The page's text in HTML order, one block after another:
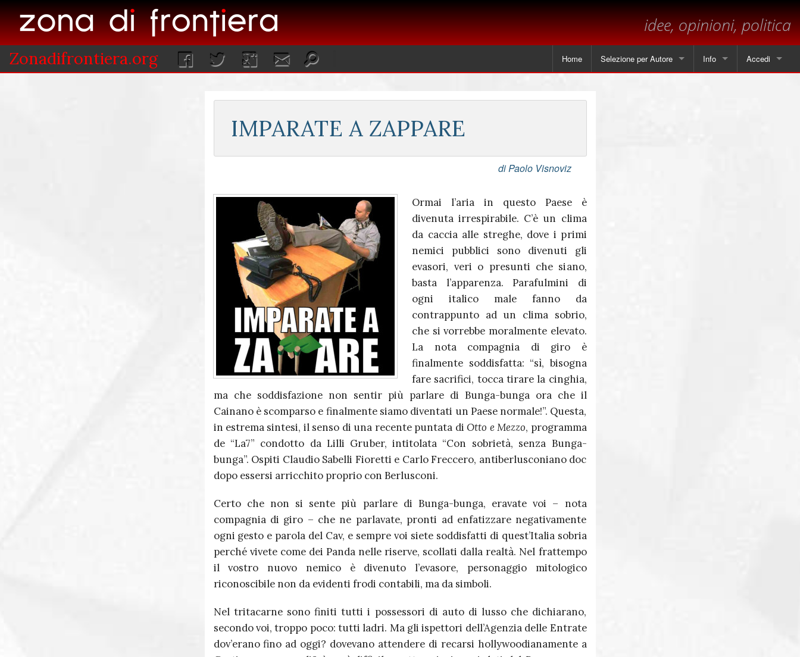
idee, opinioni, politica
Zonadifrontiera.org Home Selezione per Autore Info Accedi
IMPARATE A ZAPPARE
di Paolo Visnoviz
Ormai l’aria in questo Paese è
divenuta irrespirabile. C’è un clima
da caccia alle streghe, dove i primi
nemici pubblici sono divenuti gli
evasori, veri o presunti che siano,
basta l’apparenza. Parafulmini di
ogni italico male fanno da
contrappunto ad un clima sobrio,
che si vorrebbe moralmente elevato.
La nota compagnia di giro è
finalmente soddisfatta: “sì, bisogna
fare sacrifici, tocca tirare la cinghia,
ma che soddisfazione non sentir più parlare di Bunga-bunga ora che il
Cainano è scomparso e finalmente siamo diventati un Paese normale!”. Questa,
in estrema sintesi, il senso di una recente puntata diOtto e Mezzo, programma
de “La7” condotto da Lilli Gruber, intitolata “Con sobrietà, senza Bunga-
bunga”. Ospiti Claudio Sabelli Fioretti e Carlo Freccero, antiberlusconiano doc
dopo essersi arricchito proprio con Berlusconi.
Certo che non si sente più parlare di Bunga-bunga, eravate voi – nota
compagnia di giro – che ne parlavate, pronti ad enfatizzare negativamente
ogni gesto e parola del Cav, e sempre voi siete soddisfatti di quest’Italia sobria
perché vivete come dei Panda nelle riserve, scollati dalla realtà. Nel frattempo
il vostro nuovo nemico è divenuto l’evasore, personaggio mitologico
riconoscibile non da evidenti frodi contabili, ma da simboli.
Nel tritacarne sono finiti tutti i possessori di auto di lusso che dichiarano,
secondo voi, troppo poco: tutti ladri. Ma gli ispettori dell’Agenzia delle Entrate
dov’erano fino ad oggi? dovevano atten­dere di recarsi hol­ly­woo­dia­na­mente a